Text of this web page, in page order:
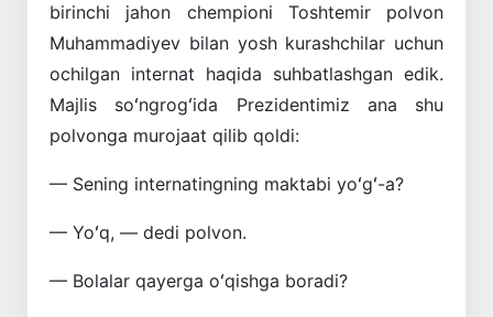
birinchi jahon chempioni Toshtemir polvon
Muhammadiyev bilan yosh kurashchilar uchun
ochilgan internat haqida suhbatlashgan edik.
Majlis soʻngrogʻida Prezidentimiz ana shu
polvonga murojaat qilib qoldi:
— Sening internatingning maktabi yoʻgʻ-a?
— Yoʻq, — dedi polvon.
— Bolalar qayerga oʻqishga boradi?